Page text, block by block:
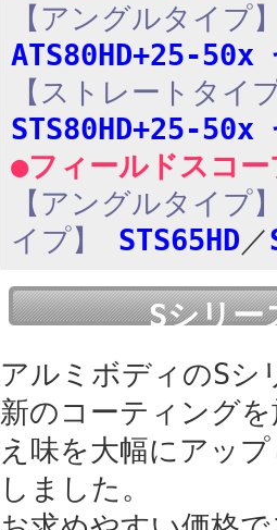
【アングルタイプ
ATS80HD+25-50x
【ストレートタイ
STS80HD+25-50x
●フィールドスコ
【アングルタイプ
イプ】
STS65HD／
Sシリ
アルミボディのSシ
新のコーティング
え味を大幅にアッ
しました。